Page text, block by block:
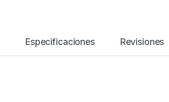
Especificaciones Revisiones